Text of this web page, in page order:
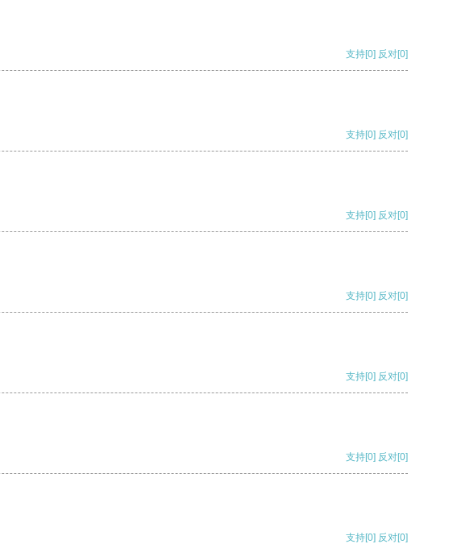
支持[0] 反对[0]
支持[0] 反对[0]
支持[0] 反对[0]
支持[0] 反对[0]
支持[0] 反对[0]
支持[0] 反对[0]
支持[0] 反对[0]